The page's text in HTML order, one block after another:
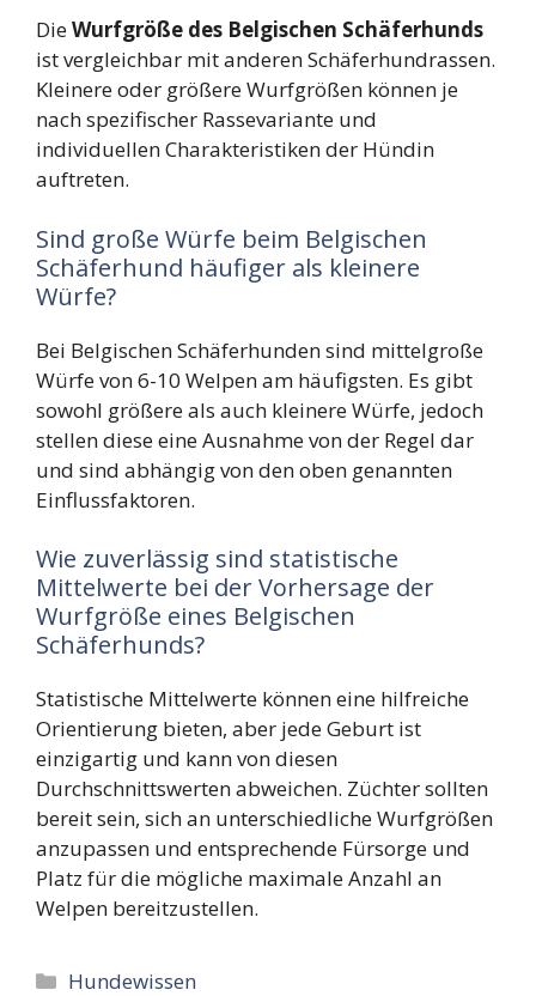
DieWurfgröße des Belgischen Schäferhunds
ist vergleichbar mit anderen Schäferhundrassen.
Kleinere oder größere Wurfgrößen können je
nach spezifischer Rassevariante und
individuellen Charakteristiken der Hündin
auftreten.
Sind große Würfe beim Belgischen
Schäferhund häufiger als kleinere
Würfe?
Bei Belgischen Schäferhunden sind mittelgroße
Würfe von 6-10 Welpen am häufigsten. Es gibt
sowohl größere als auch kleinere Würfe, jedoch
stellen diese eine Ausnahme von der Regel dar
und sind abhängig von den oben genannten
Einflussfaktoren.
Wie zuverlässig sind statistische
Mittelwerte bei der Vorhersage der
Wurfgröße eines Belgischen
Schäferhunds?
Statistische Mittelwerte können eine hilfreiche
Orientierung bieten, aber jede Geburt ist
einzigartig und kann von diesen
Durchschnittswerten abweichen. Züchter sollten
bereit sein, sich an unterschiedliche Wurfgrößen
anzupassen und entsprechende Fürsorge und
Platz für die mögliche maximale Anzahl an
Welpen bereitzustellen.
Kategorien
Hundewissen